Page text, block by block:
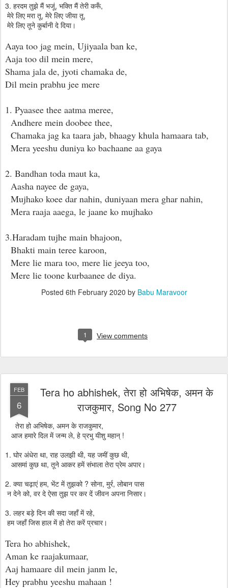
3. हरदम तुझे मैं भजूं, भक्ति मैं तेरी करूँ,
मेरे लिए मरा तू, मेरे लिए जीया तू,
मेरे लिए तूने कुर्बानी दे दिया।
Aaya too jag mein, Ujiyaala ban ke,
Aaja too dil mein mere,
Shama jala de, jyoti chamaka de,
Dil mein prabhu jee mere
1. Pyaasee thee aatma meree,
Andhere mein doobee thee,
Chamaka jag ka taara jab, bhaagy khula hamaara tab,
Mera yeeshu duniya ko bachaane aa gaya
2. Bandhan toda maut ka,
Aasha nayee de gaya,
Mujhako koee dar nahin, duniyaan mera ghar nahin,
Mera raaja aaega, le jaane ko mujhako
3.Haradam tujhe main bhajoon,
Bhakti main teree karoon,
Mere lie mara too, mere lie jeeya too,
Mere lie toone kurbaanee de diya.
Posted 6th February 2020 by Babu Maravoor
1 View comments
FEB
6
Tera ho abhishek, तेरा हो अभिषेक, अमन के
राजकुमार, Song No 277
तेरा हो अभिषेक, अमन के राजकुमार,
आज हमारे दिल में जन्म ले, हे प्रभु यीशु महान् !
1. घोर अंधेरा था, राह उलझी थी, यह जमीं कुछ थी,
आसमां कुछ था, तूने आकर हमें संभाला तेरा प्रेम अपार।
2. क्या चढ़ाएं हम, भेंट में तुझको ? सोना, मुर्र, लोबान पास
न देने को, वर दे ऐसा तुझ पर कर दें जीवन अपना निसार।
3. लहर बड़े दिन की सदा जहाँ में रहे,
हम जहाँ जिस हाल में हो तेरा करें प्रचार।
Tera ho abhishek,
Aman ke raajakumaar,
Aaj hamaare dil mein janm le,
Hey prabhu yeeshu mahaan !